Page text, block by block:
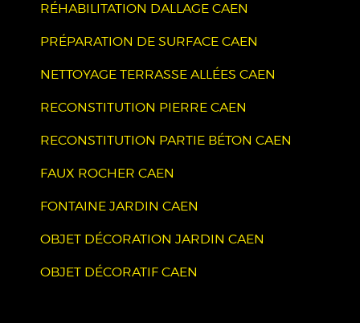
RÉHABILITATION DALLAGE CAEN
PRÉPARATION DE SURFACE CAEN
NETTOYAGE TERRASSE ALLÉES CAEN
RECONSTITUTION PIERRE CAEN
RECONSTITUTION PARTIE BÉTON CAEN
FAUX ROCHER CAEN
FONTAINE JARDIN CAEN
OBJET DÉCORATION JARDIN CAEN
OBJET DÉCORATIF CAEN